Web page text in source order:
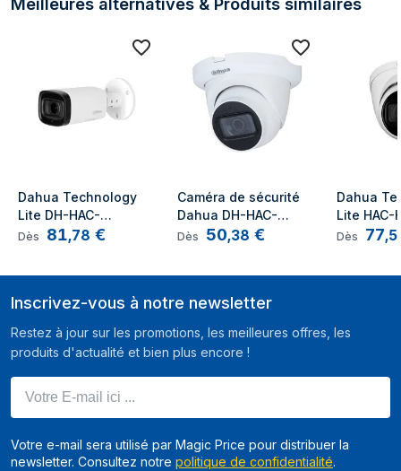
Électronique
Vitesse
1/3 s–1/100000 s
vitesse d'obturation
Vidéo
Résolution
maximale
2880 x 1620 pixels
Total des
megapixels
5 MP
graphiques prises
Modes vidéo pris
480p, 576i, 1080p, 1440p, 1620p
Dahua Technology
Lite DH-HAC-
HFW1231R-Z-A Cosse
Plafond/Mur/Poteau
Dès 81,78 €
Caméra de sécurité
Dahua DH-HAC-
HDW1231TLMQP-
Dès 50,38 €
Dahua
Lite HAC-
Z-A-POC
Dès 77,
Inscrivez-vous à notre newsletter
Restez à jour sur les promotions, les meilleures offres, les
produits d'actualité et bien plus encore !
Votre e-mail sera utilisé par Magic Price pour distribuer la
newsletter. Consultez notre politique de confidentialité.